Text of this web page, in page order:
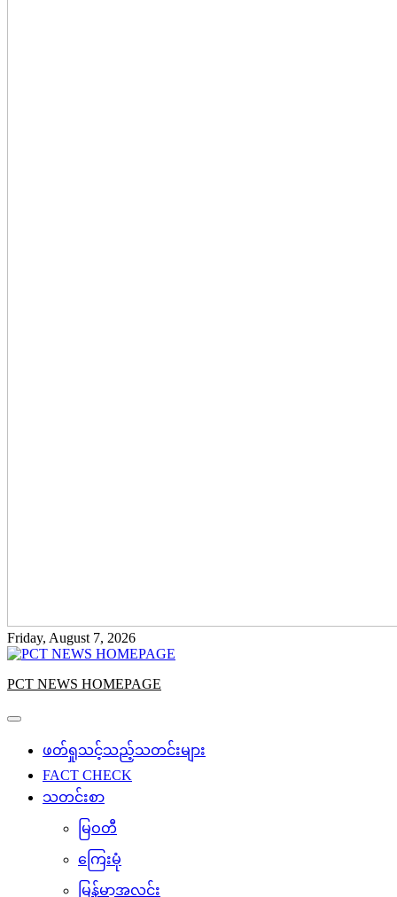
Friday, August 7, 2026
PCT NEWS HOMEPAGE
ဖတ်ရှုသင့်သည့်သတင်းများ
FACT CHECK
သတင်းစာ
မြဝတီ
ကြေးမုံ
မြန်မာ့အလင်း